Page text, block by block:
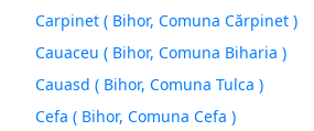
Carpinet ( Bihor, Comuna Cărpinet )
Cauaceu ( Bihor, Comuna Biharia )
Cauasd ( Bihor, Comuna Tulca )
Cefa ( Bihor, Comuna Cefa )